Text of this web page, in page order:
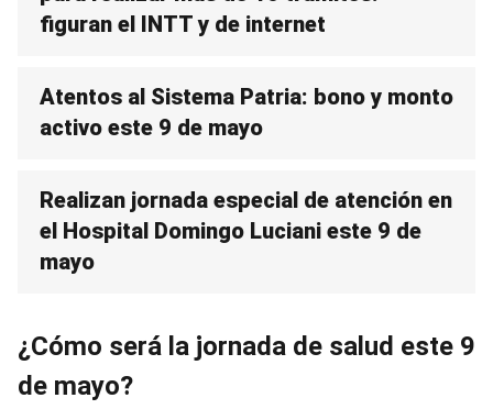
figuran el INTT y de internet
Atentos al Sistema Patria: bono y monto
activo este 9 de mayo
Realizan jornada especial de atención en
el Hospital Domingo Luciani este 9 de
mayo
¿Cómo será la jornada de salud este 9
de mayo?